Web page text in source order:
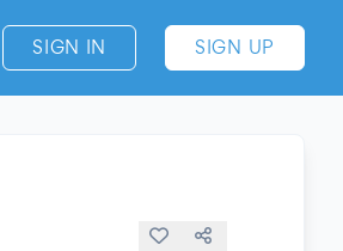
SIGN IN SIGN UP